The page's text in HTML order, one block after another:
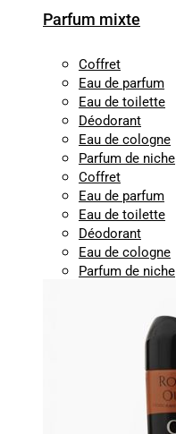
Parfum mixte
Coffret
Eau de parfum
Eau de toilette
Déodorant
Eau de cologne
Parfum de niche
Coffret
Eau de parfum
Eau de toilette
Déodorant
Eau de cologne
Parfum de niche